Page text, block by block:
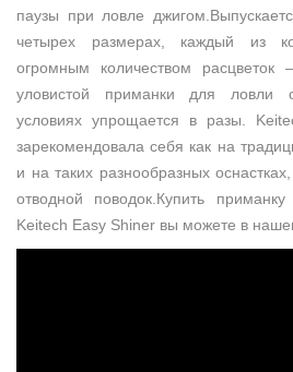
паузы при ловле
четырех размерах, каждый из
огромным количеством расцветок
уловистой приманки для ловли
условиях упрощается в разы.
зарекомендовала себя как на
и на таких разнообразных
отводной поводок.Купить
Keitech Easy Shiner вы можете в